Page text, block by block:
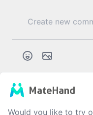
d.......
MateHand
Would you like to try